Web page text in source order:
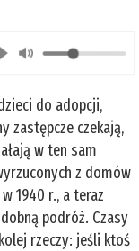
do adopcji,
zastępcze czekają,
w ten sam
z domów
1940 r., a teraz
podróż. Czasy
rzeczy: jeśli ktoś